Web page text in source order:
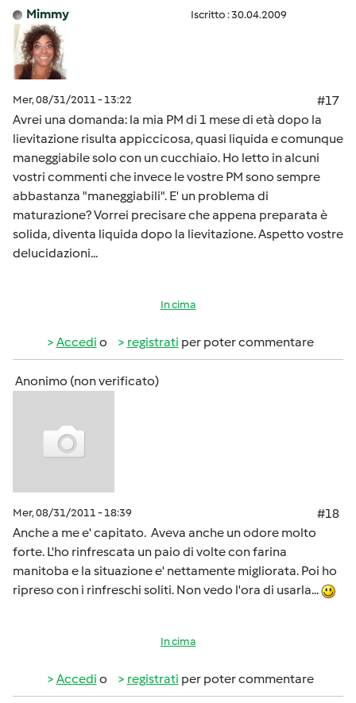
Mimmy Iscritto : 30.04.2009
Mer, 08/31/2011 - 13:22
#17
Avrei una domanda: la mia PM di 1 mese di età dopo la
lievitazione risulta appiccicosa, quasi liquida e comunque
maneggiabile solo con un cucchiaio. Ho letto in alcuni
vostri commenti che invece le vostre PM sono sempre
abbastanza "maneggiabili". E' un problema di
maturazione? Vorrei precisare che appena preparata è
solida, diventa liquida dopo la lievitazione. Aspetto vostre
delucidazioni...
In cima
Accedi o registrati per poter commentare
Anonimo (non verificato)
Mer, 08/31/2011 - 18:39
#18
Anche a me e' capitato. Aveva anche un odore molto
forte. L'ho rinfrescata un paio di volte con farina
manitoba e la situazione e' nettamente migliorata. Poi ho
ripreso con i rinfreschi soliti. Non vedo l'ora di usarla...
In cima
Accedi o registrati per poter commentare